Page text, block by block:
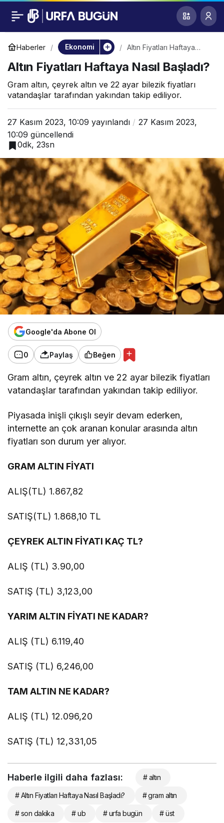
Haberler Ekonomi
Altın Fiyatları Haftaya
Altın Fiyatları Haftaya Nasıl Başladı?
Gram altın, çeyrek altın ve 22 ayar bilezik fiyatları
vatandaşlar tarafından yakından takip ediliyor.
27 Kasım 2023, 10:09 yayınlandı
27 Kasım 2023,
10:09 güncellendi
0dk, 23sn
Google'da Abone Ol
0 Paylaş Beğen
Gram altın, çeyrek altın ve 22 ayar bilezik fiyatları
vatandaşlar tarafından yakından takip ediliyor.
Piyasada inişli çıkışlı seyir devam ederken,
internette an çok aranan konular arasında altın
fiyatları son durum yer alıyor.
GRAM ALTIN FİYATI
ALIŞ(TL) 1.867,82
SATIŞ(TL) 1.868,10 TL
ÇEYREK ALTIN FİYATI KAÇ TL?
ALIŞ (TL) 3.90,00
SATIŞ (TL) 3,123,00
YARIM ALTIN FİYATI NE KADAR?
ALIŞ (TL) 6.119,40
SATIŞ (TL) 6,246,00
TAM ALTIN NE KADAR?
ALIŞ (TL) 12.096,20
SATIŞ (TL) 12,331,05
Altın Fiyatları Haftaya
Nasıl Başladı?
0
Haberle ilgili daha fazlası: # altın
# Altın Fiyatları Haftaya Nasıl Başladı? # gram altın
# son dakika # ub # urfa bugün # üst